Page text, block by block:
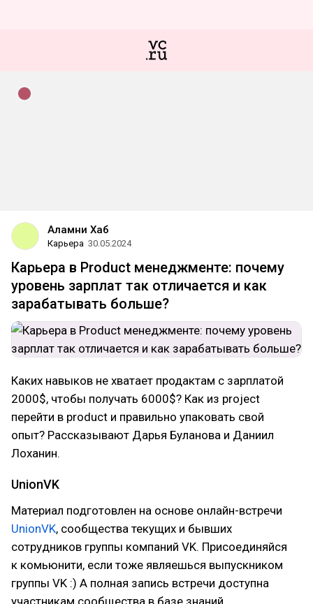
Аламни Хаб
Карьера 30.05.2024
Карьера в Product менеджменте: почему
уровень зарплат так отличается и как
зарабатывать больше?
Каких навыков не хватает продактам с зарплатой
2000$, чтобы получать 6000$? Как из project
перейти в product и правильно упаковать свой
опыт? Рассказывают Дарья Буланова и Даниил
Лоханин.
UnionVK
Материал подготовлен на основе онлайн-встречи
UnionVK, сообщества текущих и бывших
сотрудников группы компаний VK. Присоединяйся
к комьюнити, если тоже являешься выпускником
группы VK :) А полная запись встречи доступна
участникам сообщества в базе знаний.